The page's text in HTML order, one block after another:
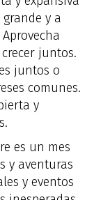
y a
juntos.
juntos o
comunes.
y
es un mes
y aventuras
y eventos